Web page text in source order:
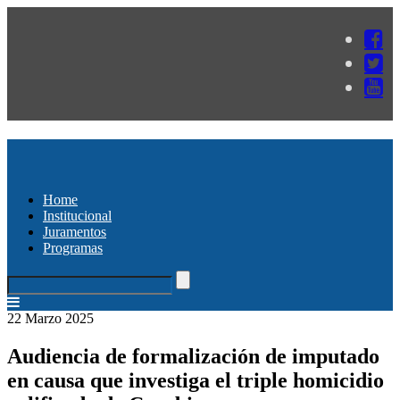
Home
Institucional
Juramentos
Programas
22 Marzo 2025
Audiencia de formalización de imputado
en causa que investiga el triple homicidio